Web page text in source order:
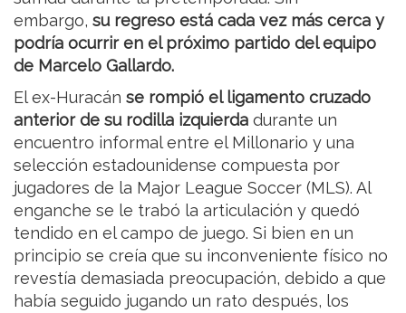
embargo, su regreso está cada vez más cerca y
podría ocurrir en el próximo partido del equipo
de Marcelo Gallardo.
El ex-Huracán se rompió el ligamento cruzado
anterior de su rodilla izquierda durante un
encuentro informal entre el Millonario y una
selección estadounidense compuesta por
jugadores de la Major League Soccer (MLS). Al
enganche se le trabó la articulación y quedó
tendido en el campo de juego. Si bien en un
principio se creía que su inconveniente físico no
revestía demasiada preocupación, debido a que
había seguido jugando un rato después, los